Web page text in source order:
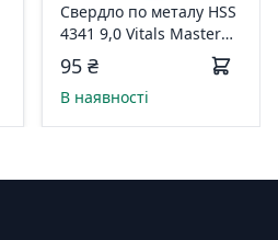
Свердло по металу HSS
4341 9,0 Vitals Master
190262
95 ₴
В наявності